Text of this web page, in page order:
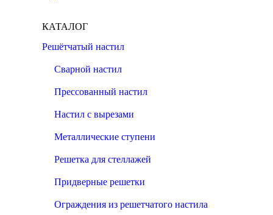
КАТАЛОГ
Решётчатый настил
Сварной настил
Прессованный настил
Настил с вырезами
Металлические ступени
Решетка для стеллажей
Придверные решетки
Ограждения из решетчатого настила